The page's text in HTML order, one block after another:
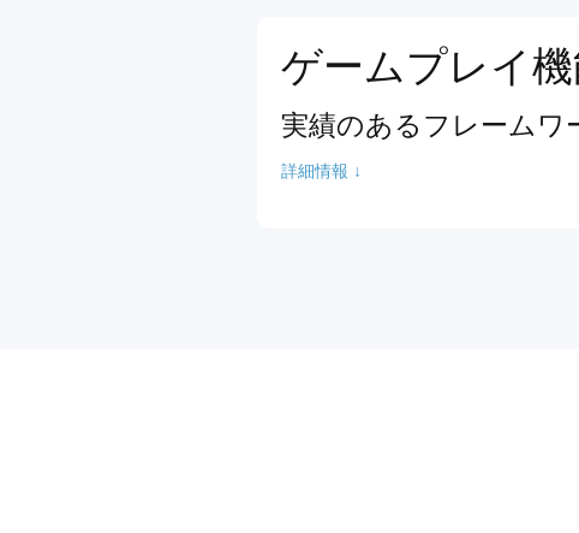
ゲームプレイ
実績のあるフレームワ
詳細情報 ↓